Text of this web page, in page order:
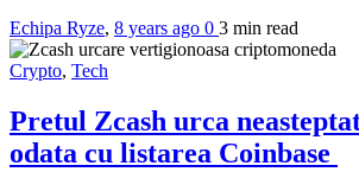
Echipa Ryze, 8 years ago 0 3 min read
Crypto, Tech
Pretul Zcash urca
odata cu listarea Coinbase